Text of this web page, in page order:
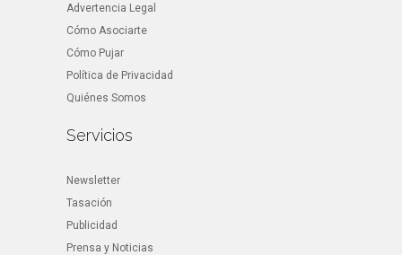
Advertencia Legal
Cómo Asociarte
Cómo Pujar
Política de Privacidad
Quiénes Somos
Servicios
Newsletter
Tasación
Publicidad
Prensa y Noticias